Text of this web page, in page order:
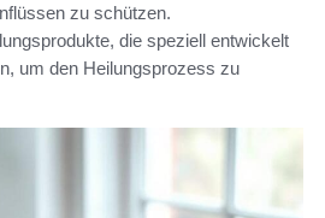
zu schützen.
die speziell entwickelt
um den Heilungsprozess zu